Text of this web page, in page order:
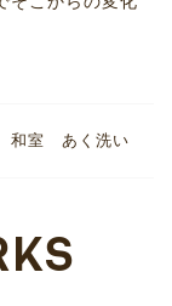
和室 あく洗い